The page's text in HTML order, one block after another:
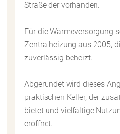
Straße der vorhanden.
Für die Wärmeversorgung
Zentralheizung aus 2005,
zuverlässig beheizt.
Abgerundet wird dieses
praktischen Keller, der
bietet und vielfältige
eröffnet.